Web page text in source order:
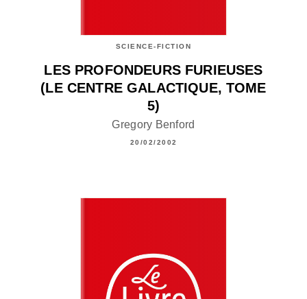
SCIENCE-FICTION
LES PROFONDEURS FURIEUSES
(LE CENTRE GALACTIQUE, TOME
5)
Gregory Benford
20/02/2002